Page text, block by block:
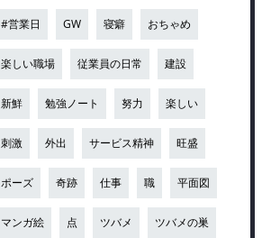
#営業日 GW 寝癖 おちゃめ
楽しい職場 従業員の日常 建設
新鮮 勉強ノート 努力 楽しい
刺激 外出 サービス精神 旺盛
ポーズ 奇跡 仕事 職 平面図
マンガ絵 点 ツバメ ツバメの巣